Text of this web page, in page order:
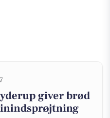
giver brød